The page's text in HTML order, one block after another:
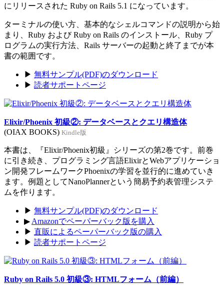
にリリースされた Ruby on Rails 5.1 になっています。
ターミナルの使い方、基本的なシェルコマンドの説明から始
まり、Ruby および Ruby on Rails のインストール、Ruby プ
ログラムの実行方法、Rails サーバーの起動と終了までが本
書の範囲です。
▶ 無料サンプル(PDF)のダウンロード
▶ 読者サポートページ
Elixir/Phoenix 初級②: データベースとクエリ構造体
(OIAX BOOKS) Kindle版
本書は、『Elixir/Phoenix初級』シリーズの第2巻です。前巻
に引き続き、プログラミング言語ElixirとWebアプリケーショ
ン開発フレームワークPhoenixの学習を並行的に進めていき
ます。例題としてNanoPlannerという簡易予約表管理システ
ムを作ります。
▶ 無料サンプル(PDF)のダウンロード
▶ Amazonでペーパーバック版を購入
▶ 直販によるペーパーバック版の購入
▶ 読者サポートページ
Ruby on Rails 5.0 初級③: HTMLフォーム（前編）